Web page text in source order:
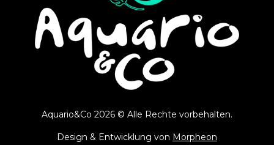
Aquario&Co 2026 © Alle Rechte vorbehalten.
Design & Entwicklung von Morpheon